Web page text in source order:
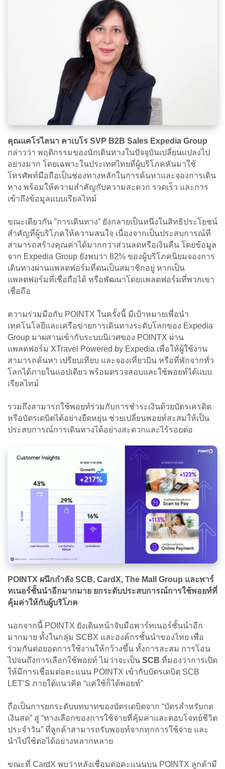
คุณแคโรไลนา คาเบโร SVP B2B Sales Expedia Group
กล่าวว่า พฤติกรรมของนักเดินทางในปัจจุบันเปลี่ยนแปลงไป
อย่างมาก โดยเฉพาะในประเทศไทยที่ผู้บริโภคหันมาใช้
โทรศัพท์มือถือเป็นช่องทางหลักในการค้นหาและจองการเดิน
ทาง พร้อมให้ความสำคัญกับความสะดวก รวดเร็ว และการ
เข้าถึงข้อมูลแบบเรียลไทม์
ขณะเดียวกัน ”การเดินทาง” ยังกลายเป็นหนึ่งในสิทธิประโยชน์
สำคัญที่ผู้บริโภคให้ความสนใจ เนื่องจากเป็นประสบการณ์ที่
สามารถสร้างคุณค่าได้มากกว่าส่วนลดหรือเงินคืน โดยข้อมูล
จาก Expedia Group ยังพบว่า 82% ของผู้บริโภคนิยมจองการ
เดินทางผ่านแพลตฟอร์มที่ตนเป็นสมาชิกอยู่ หากเป็น
แพลตฟอร์มที่เชื่อถือได้ หรือพัฒนาโดยแพลตฟอร์มที่พวกเขา
เชื่อถือ
ความร่วมมือกับ POINTX ในครั้งนี้ มีเป้าหมายเพื่อนำ
เทคโนโลยีและเครือข่ายการเดินทางระดับโลกของ Expedia
Group มาผสานเข้ากับระบบนิเวศของ POINTX ผ่าน
แพลตฟอร์ม XTravel Powered by Expedia เพื่อให้ผู้ใช้งาน
สามารถค้นหา เปรียบเทียบ และจองเที่ยวบิน หรือที่พักจากทั่ว
โลกได้ภายในแอปเดียว พร้อมตรวจสอบและใช้พอยท์ได้แบบ
เรียลไทม์
รวมถึงสามารถใช้พอยท์ร่วมกับการชำระเงินด้วยบัตรเครดิต
หรือบัตรเดบิตได้อย่างยืดหยุ่น ช่วยเปลี่ยนพอยท์สะสมให้เป็น
ประสบการณ์การเดินทางได้อย่างสะดวกและไร้รอยต่อ
POINTX ผนึกกำลัง SCB, CardX, The Mall Group และพาร์
ทเนอร์ชั้นนำอีกมากมาย ยกระดับประสบการณ์การใช้พอยท์ที่
คุ้มค่าให้กับผู้บริโภค
นอกจากนี้ POINTX ยังเดินหน้าจับมือพาร์ทเนอร์ชั้นนำอีก
มากมาย ทั้งในกลุ่ม SCBX และองค์กรชั้นนำของไทย เพื่อ
ร่วมกันต่อยอดการใช้งานให้กว้างขึ้น ทั้งการสะสม การโอน
ไปจนถึงการเลือกใช้พอยท์ ไม่ว่าจะเป็น SCB ที่มองว่าการเปิด
ให้มีการเชื่อมต่อคะแนน POINTX เข้ากับบัตรเดบิต SCB
LET’S ภายใต้แนวคิด “แค่ใช้ก็ได้พอยท์”
ถือเป็นการยกระดับบทบาทของบัตรเดบิตจาก “บัตรสำหรับกด
เงินสด” สู่ “ทางเลือกของการใช้จ่ายที่คุ้มค่าและตอบโจทย์ชีวิต
ประจำวัน” ที่ลูกค้าสามารถรับพอยท์จากทุกการใช้จ่าย และ
นำไปใช้ต่อได้อย่างหลากหลาย
ขณะที่ CardX พบว่าหลังเชื่อมต่อคะแนนบน POINTX ลูกค้ามี